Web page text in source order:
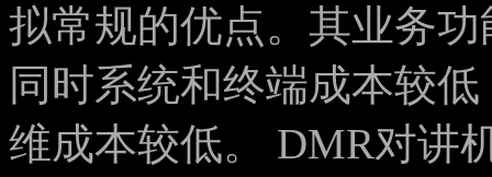
拟常规的优点。其业务
同时系统和终端成本较
维成本较低。 DMR对讲